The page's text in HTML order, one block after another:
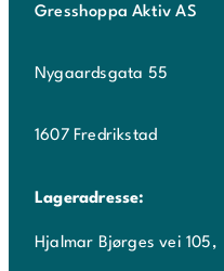
Gresshoppa Aktiv AS
Nygaardsgata 55
1607 Fredrikstad
Lageradresse:
Hjalmar Bjørges vei 105,